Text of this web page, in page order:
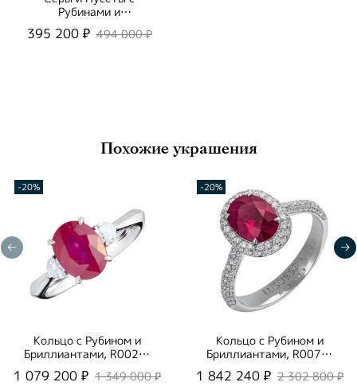
Рубинами и
Бриллиантами, E0015-
28/1
395 200 ₽ 494 000 ₽
Похожие украшения
-20%
Кольцо с Рубином и
Бриллиантами, R0020-
02/1
1 079 200 ₽ 1 349 000 ₽
-20%
Кольцо с Рубином и
Бриллиантами, R0070-
4/2
1 842 240 ₽ 2 302 800 ₽